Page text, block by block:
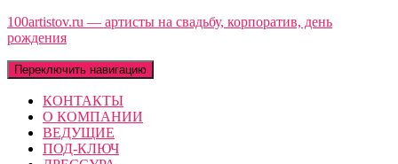
100artistov.ru — артисты на свадьбу, корпоратив, день
рождения
Переключить навигацию
КОНТАКТЫ
О КОМПАНИИ
ВЕДУЩИЕ
ПОД-КЛЮЧ